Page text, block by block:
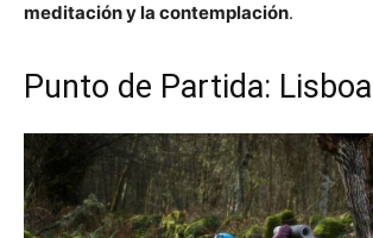
meditación y la contemplación.
Punto de Partida: